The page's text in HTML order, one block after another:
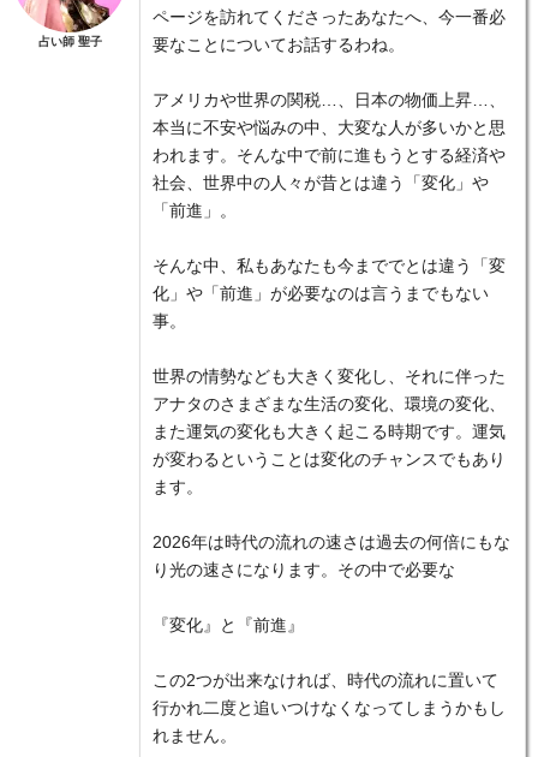
占い師 聖子
ページを訪れてくださったあなたへ、今一番必
要なことについてお話するわね。
アメリカや世界の関税…、日本の物価上昇…、
本当に不安や悩みの中、大変な人が多いかと思
われます。そんな中で前に進もうとする経済や
社会、世界中の人々が昔とは違う「変化」や
「前進」。
そんな中、私もあなたも今まででとは違う「変
化」や「前進」が必要なのは言うまでもない
事。
世界の情勢なども大きく変化し、それに伴った
アナタのさまざまな生活の変化、環境の変化、
また運気の変化も大きく起こる時期です。運気
が変わるということは変化のチャンスでもあり
ます。
2026年は時代の流れの速さは過去の何倍にもな
り光の速さになります。その中で必要な
『変化』と『前進』
この2つが出来なければ、時代の流れに置いて
行かれ二度と追いつけなくなってしまうかもし
れません。